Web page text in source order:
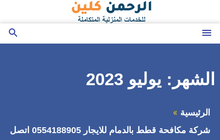
إلى
القائمة
بحث
الشهر: يوليو 2023
الرئيسية
شركة مكافحة قطط بالدمام للايجار 0554188905 اتصل